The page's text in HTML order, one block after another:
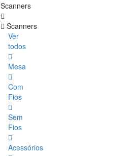
Scanners
Scanners
Ver
todos
Mesa
Com
Fios
Sem
Fios
Acessórios